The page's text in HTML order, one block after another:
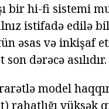
bir hi-fi sistemi
istifadə edilə
əsas və inkişaf
dərəcə
model
rahatlığı yüksək